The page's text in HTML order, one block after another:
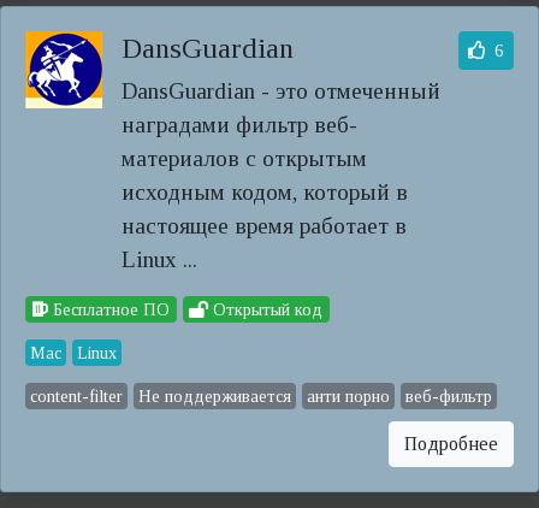
DansGuardian
DansGuardian - это отмеченный
наградами фильтр веб-
материалов с открытым
исходным кодом, который в
настоящее время работает в
Linux ...
6
Бесплатное ПО Открытый код
Mac Linux
content-filter Не поддерживается анти порно веб-фильтр
Подробнее